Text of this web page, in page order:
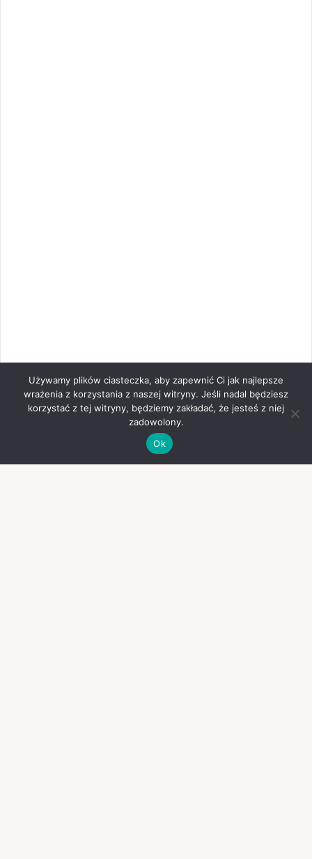
Używamy plików ciasteczka, aby zapewnić Ci jak najlepsze
wrażenia z korzystania z naszej witryny. Jeśli nadal będziesz
korzystać z tej witryny, będziemy zakładać, że jesteś z niej
zadowolony.
Ok